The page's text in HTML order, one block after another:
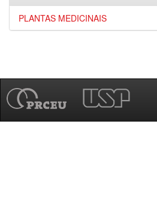
PLANTAS MEDICINAIS